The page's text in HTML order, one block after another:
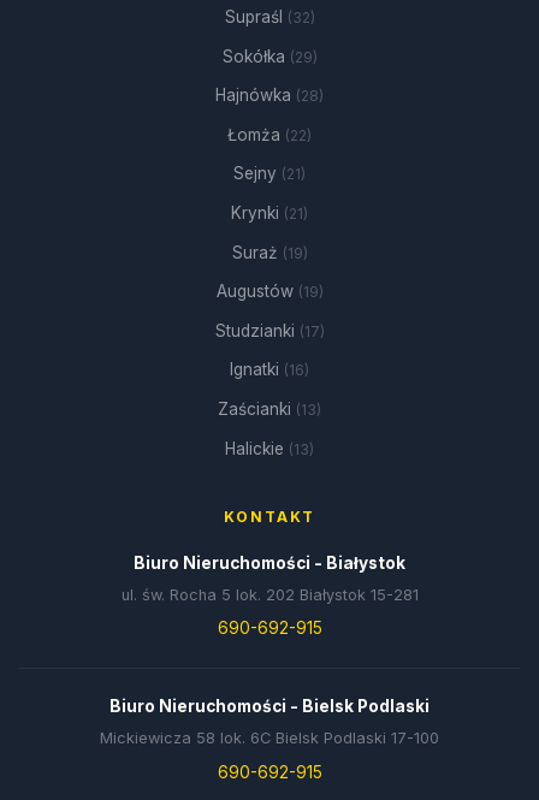
Supraśl (32)
Sokółka (29)
Hajnówka (28)
Łomża (22)
Sejny (21)
Krynki (21)
Suraż (19)
Augustów (19)
Studzianki (17)
Ignatki (16)
Zaścianki (13)
Halickie (13)
KONTAKT
Biuro Nieruchomości - Białystok
ul. św. Rocha 5 lok. 202 Białystok 15-281
690-692-915
Biuro Nieruchomości - Bielsk Podlaski
Mickiewicza 58 lok. 6C Bielsk Podlaski 17-100
690-692-915